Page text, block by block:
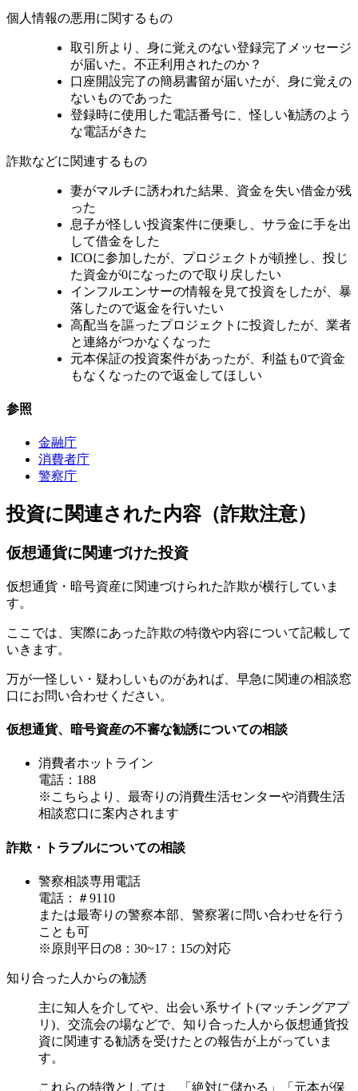
個人情報の悪用に関するもの
取引所より、身に覚えのない登録完了メッセージ
が届いた。不正利用されたのか？
口座開設完了の簡易書留が届いたが、身に覚えの
ないものであった
登録時に使用した電話番号に、怪しい勧誘のよう
な電話がきた
詐欺などに関連するもの
妻がマルチに誘われた結果、資金を失い借金が残
った
息子が怪しい投資案件に便乗し、サラ金に手を出
して借金をした
ICOに参加したが、プロジェクトが頓挫し、投じ
た資金が0になったので取り戻したい
インフルエンサーの情報を見て投資をしたが、暴
落したので返金を行いたい
高配当を謳ったプロジェクトに投資したが、業者
と連絡がつかなくなった
元本保証の投資案件があったが、利益も0で資金
もなくなったので返金してほしい
参照
金融庁
消費者庁
警察庁
投資に関連された内容（詐欺注意）
仮想通貨に関連づけた投資
仮想通貨・暗号資産に関連づけられた詐欺が横行していま
す。
ここでは、実際にあった詐欺の特徴や内容について記載して
いきます。
万が一怪しい・疑わしいものがあれば、早急に関連の相談窓
口にお問い合わせください。
仮想通貨、暗号資産の不審な勧誘についての相談
消費者ホットライン
電話：188
※こちらより、最寄りの消費生活センターや消費生活
相談窓口に案内されます
詐欺・トラブルについての相談
警察相談専用電話
電話：＃9110
または最寄りの警察本部、警察署に問い合わせを行う
ことも可
※原則平日の8：30~17：15の対応
知り合った人からの勧誘
主に知人を介してや、出会い系サイト(マッチングアプ
リ)、交流会の場などで、知り合った人から仮想通貨投
資に関連する勧誘を受けたとの報告が上がっていま
す。
これらの特徴としては、「絶対に儲かる」「元本が保